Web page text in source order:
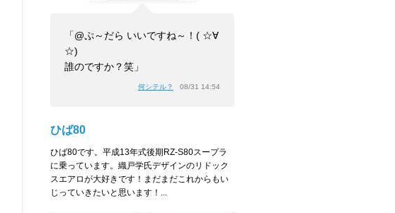
「@ぷ～だら いいですね～！( ☆∀
☆)
誰のですか？笑」
何シテル？ 08/31 14:54
ひば80
ひば80です。平成13年式後期RZ-S80スープラ
に乗っています。織戸学氏デザインのリドック
スエアロが大好きです！まだまだこれからもい
じっていきたいと思います！...